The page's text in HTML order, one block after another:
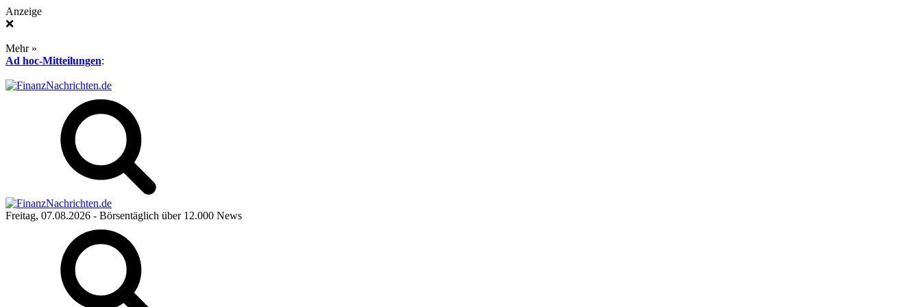
Anzeige
❌
Mehr »
Ad hoc-Mitteilungen:
Freitag, 07.08.2026 - Börsentäglich über 12.000 News